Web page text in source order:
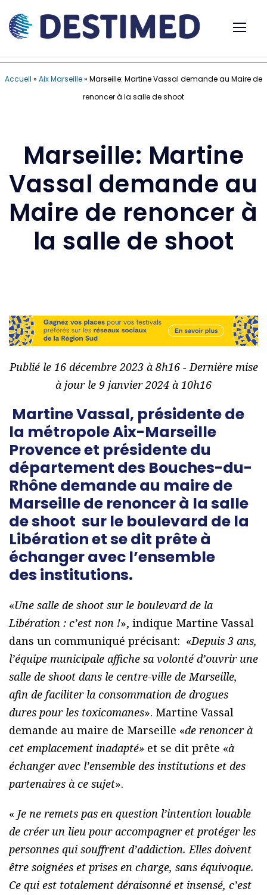
Accueil » Aix Marseille» Marseille: Martine Vassal demande au Maire de
renoncer à la salle de shoot
Marseille: Martine
Vassal demande au
Maire de renoncer à
la salle de shoot
Publié le 16 décembre 2023 à 8h16 - Dernière mise
à jour le 9 janvier 2024 à 10h16
Martine Vassal, présidente de
la métropole Aix-Marseille
Provence et présidente du
département des Bouches-du-
Rhône demande au maire de
Marseille de renoncer à la salle
de shoot sur le boulevard de la
Libération et se dit prête à
échanger avec l’ensemble
des institutions.
«Une salle de shoot sur le boulevard de la
Libération : c’est non !», indique Martine Vassal
dans un communiqué précisant: «Depuis 3 ans,
l’équipe municipale affiche sa volonté d’ouvrir une
salle de shoot dans le centre-ville de Marseille,
afin de faciliter la consommation de drogues
dures pour les toxicomanes». Martine Vassal
demande au maire de Marseille «de renoncer à
cet emplacement inadapté» et se dit prête «à
échangeravec l’ensemble des institutions et des
partenaires à ce sujet».
« Je ne remets pas en question l’intention louable
de créer un lieu pour accompagner et protéger les
personnes qui souffrent d’addiction. Elles doivent
être soignées et prises en charge, sans équivoque.
Ce qui est totalement déraisonné et insensé, c’est